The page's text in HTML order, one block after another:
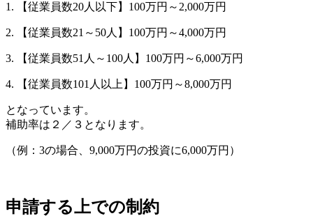
1. 【従業員数20人以下】100万円～2,000万円
2. 【従業員数21～50人】100万円～4,000万円
3. 【従業員数51人～100人】100万円～6,000万円
4. 【従業員数101人以上】100万円～8,000万円
となっています。
補助率は２／３となります。
（例：3の場合、9,000万円の投資に6,000万円）
申請する上での制約